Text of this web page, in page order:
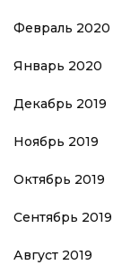
Февраль 2020
Январь 2020
Декабрь 2019
Ноябрь 2019
Октябрь 2019
Сентябрь 2019
Август 2019